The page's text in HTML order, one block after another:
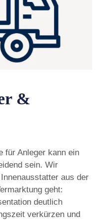
&
für Anleger kann ein
sein. Wir
aus der
geht:
deutlich
verkürzen und